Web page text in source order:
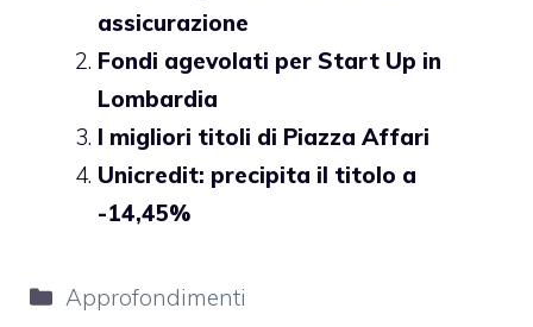
assicurazione
Fondi agevolati per Start Up in
Lombardia
I migliori titoli di Piazza Affari
Unicredit: precipita il titolo a
-14,45%
Categorie
Approfondimenti